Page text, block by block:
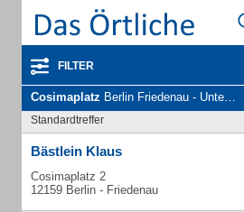
FILTER
Cosimaplatz Berlin Friedenau - Unternehmen und Personen
Standardtreffer
Bästlein Klaus
Cosimaplatz 2
12159 Berlin - Friedenau